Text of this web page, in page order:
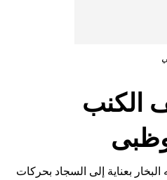
الكنب
البخار بعناية إلى السجاد بحركات